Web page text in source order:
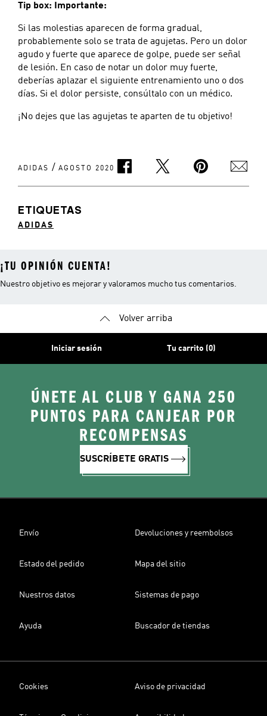
Tip box: Importante:
Si las molestias aparecen de forma gradual,
probablemente solo se trata de agujetas. Pero un dolor
agudo y fuerte que aparece de golpe, puede ser señal
de lesión. En caso de notar un dolor muy fuerte,
deberías aplazar el siguiente entrenamiento uno o dos
días. Si el dolor persiste, consúltalo con un médico.
¡No dejes que las agujetas te aparten de tu objetivo!
ADIDAS / AGOSTO 2020
ETIQUETAS
ADIDAS
¡TU OPINIÓN CUENTA!
Nuestro objetivo es mejorar y valoramos mucho tus comentarios.
Volver arriba
Iniciar sesión Tu carrito (0)
ÚNETE AL CLUB Y GANA 250
PUNTOS PARA CANJEAR POR
RECOMPENSAS
SUSCRÍBETE GRATIS
Envío Devoluciones y reembolsos
Estado del pedido Mapa del sitio
Nuestros datos Sistemas de pago
Ayuda Buscador de tiendas
Cookies Aviso de privacidad